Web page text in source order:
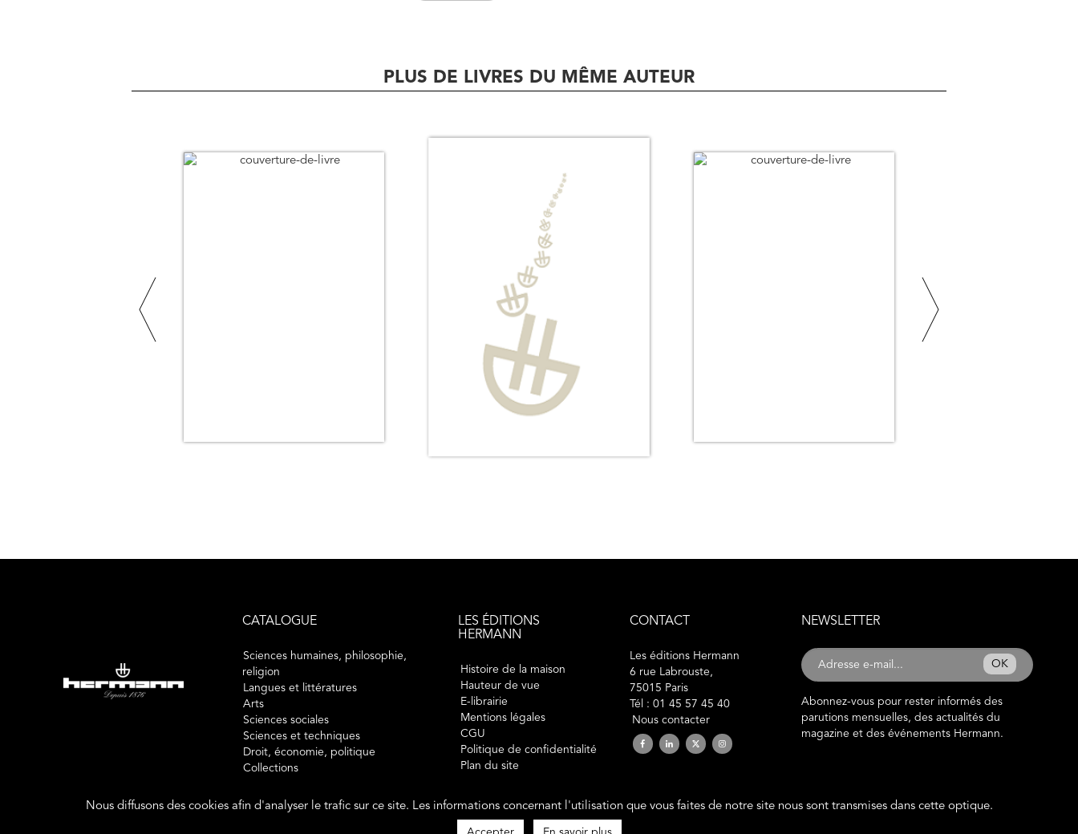
face ce que nous sommes vraiment. Car c’est peut-être dans cette lucidité que réside notre dernière
chance de rester humains.
PLUS DE LIVRES DU MÊME AUTEUR
CATALOGUE
Sciences humaines, philosophie,
religion
Langues et littératures
Arts
Sciences sociales
Sciences et techniques
Droit, économie, politique
Collections
LES ÉDITIONS
HERMANN
Histoire de la maison
Hauteur de vue
E-librairie
Mentions légales
CGU
Politique de confidentialité
Plan du site
CONTACT
Les éditions Hermann
6 rue Labrouste,
75015 Paris
Tél : 01 45 57 45 40
Nous contacter
NEWSLETTER
OK
Abonnez-vous pour rester informés des
parutions mensuelles, des actualités du
magazine et des événements Hermann.
2019 © éditions Hermann. Tous droits réservés.
Site développé par Polara Studio
Nous diffusons des cookies afin d'analyser le trafic sur ce site. Les informations concernant l'utilisation que vous faites de notre site nous sont transmises dans cette optique.